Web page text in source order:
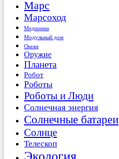
Марс
Марсоход
Медицина
Модульный дом
Океан
Оружие
Планета
Робот
Роботы
Роботы и Люди
Солнечная энергия
Солнечные батареи
Солнце
Телескоп